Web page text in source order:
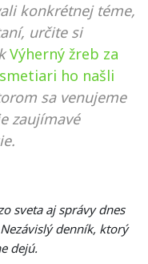
konkrétnej téme,
určite si
Výherný žreb za
ho našli
sa venujeme
zaujímavé
sveta aj správy dnes
denník, ktorý
dejú.